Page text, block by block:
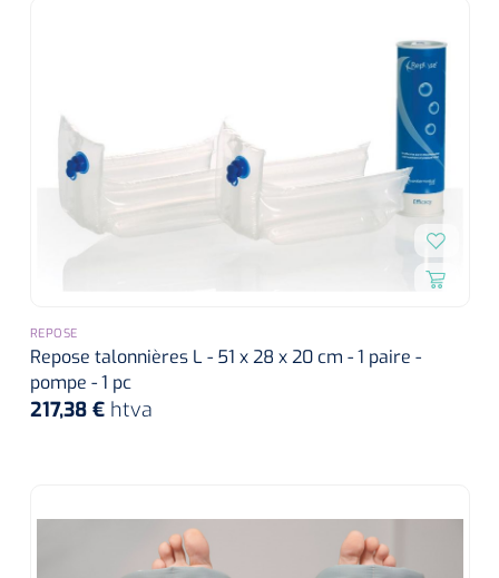
REPOSE
Repose talonnières L - 51 x 28 x 20 cm - 1 paire -
pompe - 1 pc
217,38 € htva